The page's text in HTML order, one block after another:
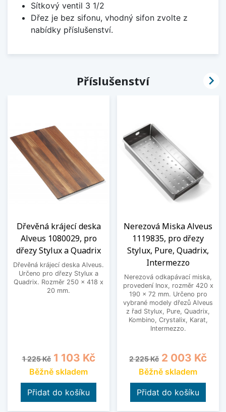
Sítkový ventil 3 1/2
Dřez je bez sifonu, vhodný sifon zvolte z
nabídky příslušenství.
Příslušenství
Dřevěná krájecí deska
Alveus 1080029, pro
dřezy Stylux a Quadrix
Dřevěná krájecí deska Alveus.
Určeno pro dřezy Stylux a
Quadrix. Rozměr 250 x 418 x
20 mm.
Běžná cena
1 225 Kč Cena
1 103 Kč
Běžně skladem
Přidat do košíku
Nerezová Miska Alveus
1119835, pro dřezy
Stylux, Pure, Quadrix,
Intermezzo
Nerezová odkapávací miska,
provedení Inox, rozměr 420 x
190 x 72 mm. Určeno pro
vybrané modely dřezů Alveus
z řad Stylux, Pure, Quadrix,
Kombino, Crystalix, Karat,
Intermezzo.
Běžná cena
2 225 Kč Cena
2 003 Kč
Běžně skladem
Přidat do košíku
